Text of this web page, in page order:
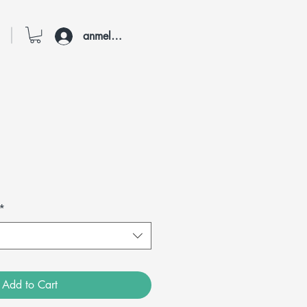
anmelden
*
Add to Cart